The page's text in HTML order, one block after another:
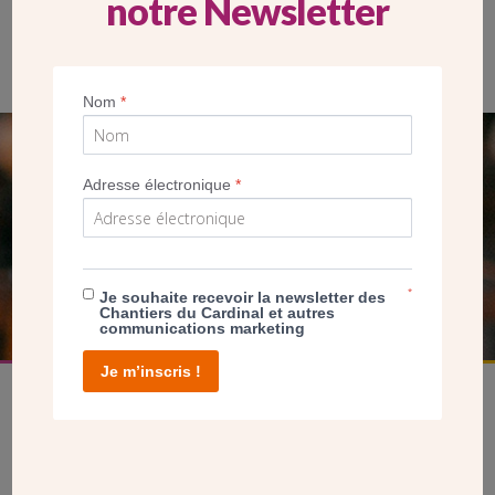
SEUL VOTRE DON
NOUS PERMET D’AGIR
FAIRE UN DON
notre Newsletter
Nom*
Adresse électronique*
Je souhaite recevoir la newsletter des
Chantiers du Cardinal et autres
communications marketing
*
Je m’inscris !